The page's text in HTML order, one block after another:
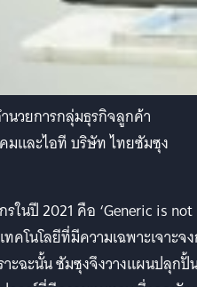
วยการกลุ่มธุรกิจลูกค้า
มและไอที บริษัท ไทยซัมซุง
นปี 2021 คือ ‘Generic is not
คโนโลยีที่มีความเฉพาะเจาะจ
ะฉะนั้น ซัมซุงจึงวางแผนปลุกปั้